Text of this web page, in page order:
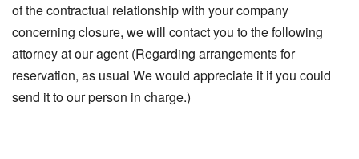
of the contractual relationship with your company
concerning closure, we will contact you to the following
attorney at our agent (Regarding arrangements for
reservation, as usual We would appreciate it if you could
send it to our person in charge.)